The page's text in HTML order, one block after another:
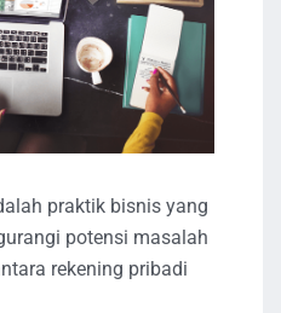
praktik bisnis yang
potensi masalah
rekening pribadi